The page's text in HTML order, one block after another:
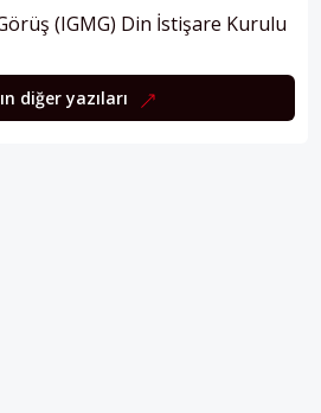
(IGMG) Din İstişare Kurulu
diğer yazıları